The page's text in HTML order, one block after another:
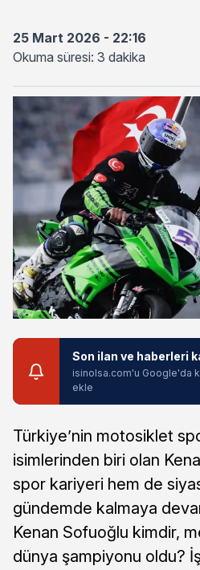
25 Mart 2026 - 22:16
Okuma süresi: 3 dakika
Son ilan ve haberleri
isinolsa.com'u Google'da
ekle
Türkiye’nin motosiklet
isimlerinden biri olan
spor kariyeri hem de
gündemde kalmaya
Kenan Sofuoğlu kimdir,
dünya şampiyonu oldu?